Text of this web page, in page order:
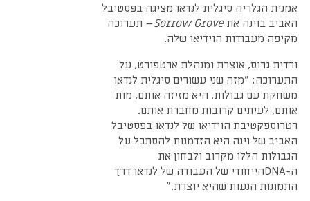
אמנית הגלריה סיגלית לנדאו מציגה בפסטיבל
האביב בוינה אתSorrow Grove– תערוכה
מקיפה מעבודות הוידיאו שלה.
ורדית גרוס, אוצרת ומנהלת ארטפורט, על
התערוכה: "מזה שני עשורים סיגלית לנדאו
משחקת עם גבולות. היא מזיזה אותם, מות
אותם, לעיתים קרובות מחברת אותם.
רטרוספקטיבת הוידיאו של לנדאו בפסטיבל
האביב של וינה היא הזדמנות להסתכל על
הגבולות הללו מקרוב ולבחון את
ה-DNAהייחודי של העבודה של לנדאו דרך
התמונות הנעות שהיא יוצרת."